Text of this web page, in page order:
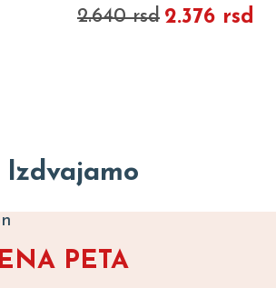
2.640 rsd 2.376 rsd
Izdvajamo
PETA